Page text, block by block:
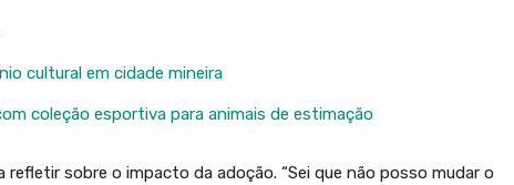
cultural em cidade mineira
coleção esportiva para animais de estimação
refletir sobre o impacto da adoção. “Sei que não posso mudar o